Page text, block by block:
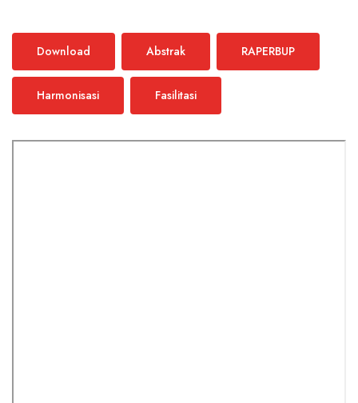
Download Abstrak RAPERBUP
Harmonisasi Fasilitasi